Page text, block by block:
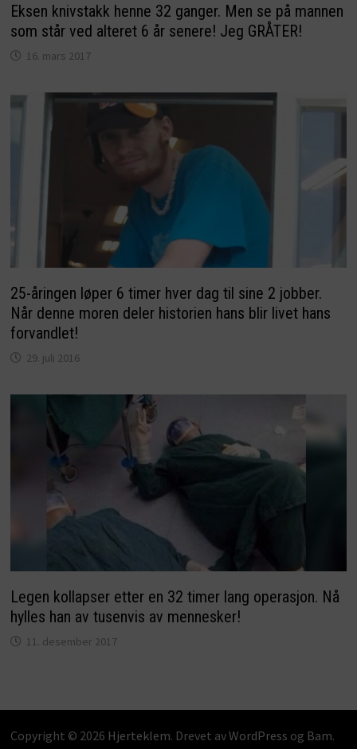
Eksen knivstakk henne 32 ganger. Men se på mannen
som står ved alteret 6 år senere! Jeg GRÅTER!
16. mars 2017
25-åringen løper 6 timer hver dag til sine 2 jobber.
Når denne moren deler historien hans blir livet hans
forvandlet!
29. juli 2016
Legen kollapser etter en 32 timer lang operasjon. Nå
hylles han av tusenvis av mennesker!
11. desember 2017
Copyright © 2026 Hjerteklem. Drevet avWordPress og Bam.